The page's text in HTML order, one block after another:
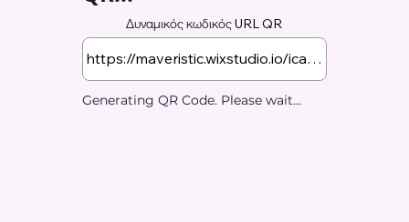
Δυναμικός κωδικός URL QR
Generating QR Code. Please wait...